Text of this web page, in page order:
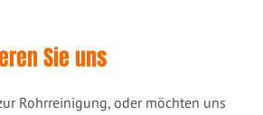
Sie uns
Rohrreinigung, oder möchten uns